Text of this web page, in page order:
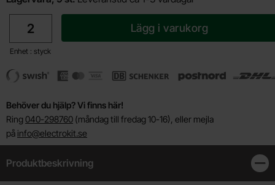
Enhet : styck
Lägg i varukorg
Behöver du hjälp? Vi finns här!
Ring 040-298760 (måndag till fredag 10-16), eller mejla
på info@electrokit.se
Produktbeskrivning